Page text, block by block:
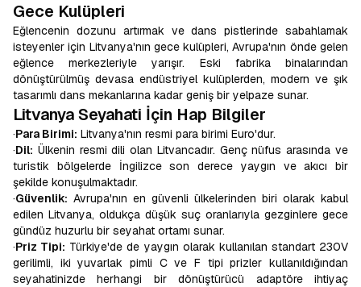
Gece Kulüpleri
Eğlencenin dozunu artırmak ve dans pistlerinde sabahlamak
isteyenler için Litvanya'nın gece kulüpleri, Avrupa'nın önde gelen
eğlence merkezleriyle yarışır. Eski fabrika binalarından
dönüştürülmüş devasa endüstriyel kulüplerden, modern ve şık
tasarımlı dans mekanlarına kadar geniş bir yelpaze sunar.
Litvanya Seyahati İçin Hap Bilgiler
·Para Birimi: Litvanya'nın resmi para birimi Euro'dur.
·Dil: Ülkenin resmi dili olan Litvancadır. Genç nüfus arasında ve
turistik bölgelerde İngilizce son derece yaygın ve akıcı bir
şekilde konuşulmaktadır.
·Güvenlik: Avrupa'nın en güvenli ülkelerinden biri olarak kabul
edilen Litvanya, oldukça düşük suç oranlarıyla gezginlere gece
gündüz huzurlu bir seyahat ortamı sunar.
·Priz Tipi: Türkiye'de de yaygın olarak kullanılan standart 230V
gerilimli, iki yuvarlak pimli C ve F tipi prizler kullanıldığından
seyahatinizde herhangi bir dönüştürücü adaptöre ihtiyaç